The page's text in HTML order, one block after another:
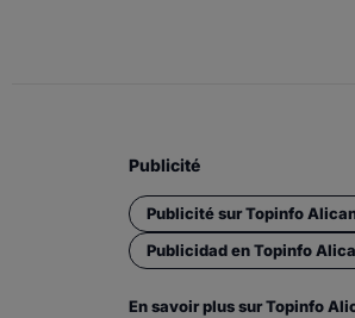
Publicité
Publicité sur Topinfo
Publicidad en Topinfo
En savoir plus sur Topinfo